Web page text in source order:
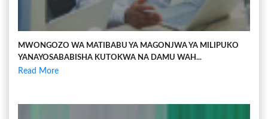
MWONGOZO WA MATIBABU YA MAGONJWA YA MILIPUKO
YANAYOSABABISHA KUTOKWA NA DAMU WAH...
Read More